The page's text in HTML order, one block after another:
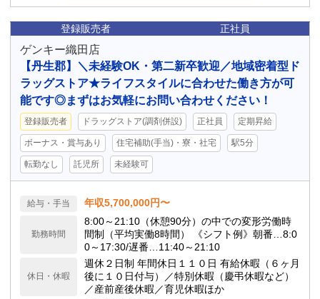
登録販売者 正社員
ゲンキー織田店
【丹生郡】＼未経験OK・第二新卒歓迎／地域密着型ド
ラッグストア★ライフスタイルに合わせた働き方が可
能です◎まずはお気軽にお問い合わせください！
登録販売者 ドラッグストア(調剤併設) 正社員 定期昇給
ボーナス・賞与あり 住宅補助(手当)・寮・社宅 駅5分
転勤なし 託児所 未経験可
給与・手当 年収5,700,000円〜
勤務時間
8:00～21:10（休憩90分）の中での変形労働時
間制（平均実働8時間） 《シフト例》朝番…8:0
0～17:30/遅番…11:40～21:10
休日・休暇
週休２日制 年間休日１１０日 有給休暇（６ヶ月
後に１０日付与）／特別休暇（慶弔休暇など）
／産前産後休暇／育児休暇ほか